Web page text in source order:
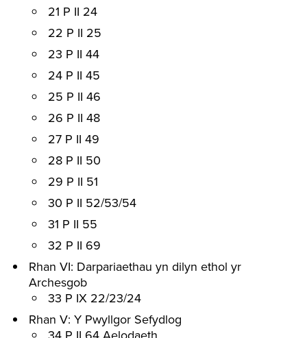
21 P II 24
22 P II 25
23 P II 44
24 P II 45
25 P II 46
26 P II 48
27 P II 49
28 P II 50
29 P II 51
30 P II 52/53/54
31 P II 55
32 P II 69
Rhan VI: Darpariaethau yn dilyn ethol yr
Archesgob
33 P IX 22/23/24
Rhan V: Y Pwyllgor Sefydlog